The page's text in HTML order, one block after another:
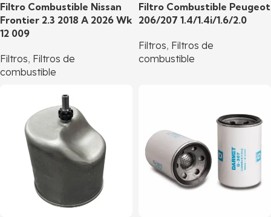
Filtro Combustible Nissan
Frontier 2.3 2018 A 2026 Wk
12 009
Filtros, Filtros de
combustible
Filtro Combustible Peugeot
206/207 1.4/1.4i/1.6/2.0
Filtros, Filtros de
combustible